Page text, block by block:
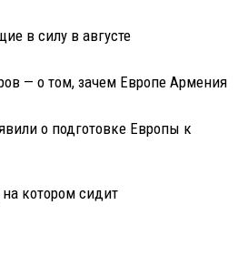
в силу в августе
— о том, зачем Европе Армения
о подготовке Европы к
на котором сидит